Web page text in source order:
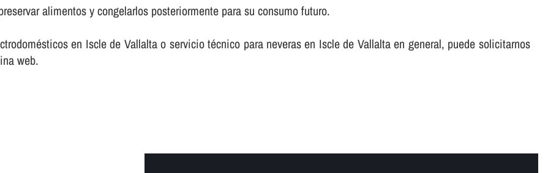
alimentos y congelarlos posteriormente para su consumo futuro.
en Iscle de Vallalta o servicio técnico para neveras en Iscle de Vallalta en general, puede solicitarnos
web.